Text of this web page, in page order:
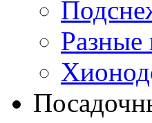
Разные